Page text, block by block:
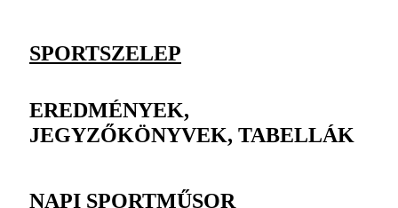
SPORTSZELEP
EREDMÉNYEK,
JEGYZŐKÖNYVEK, TABELLÁK
NAPI SPORTMŰSOR